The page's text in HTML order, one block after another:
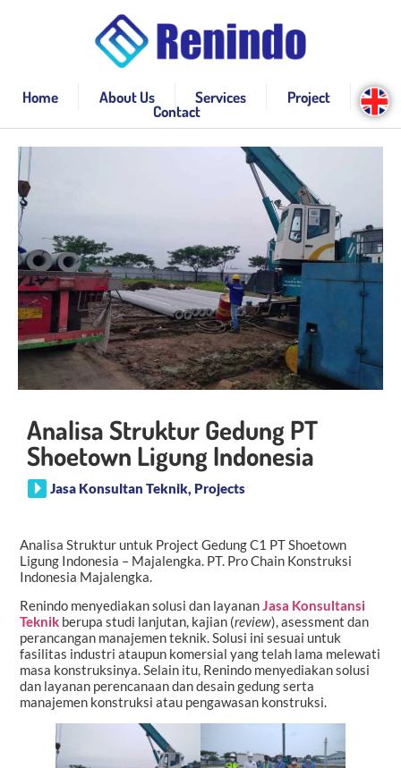
Home About Us Services Project
Contact
Analisa Struktur Gedung PT
Shoetown Ligung Indonesia
Jasa Konsultan Teknik, Projects
Analisa Struktur untuk Project Gedung C1 PT Shoetown
Ligung Indonesia – Majalengka. PT. Pro Chain Konstruksi
Indonesia Majalengka.
Renindo menyediakan solusi dan layananJasa Konsultansi
Teknik berupa studi lanjutan, kajian (review), asessment dan
perancangan manajemen teknik. Solusi ini sesuai untuk
fasilitas industri ataupun komersial yang telah lama melewati
masa konstruksinya. Selain itu, Renindo menyediakan solusi
dan layanan perencanaan dan desain gedung serta
manajemen konstruksi atau pengawasan konstruksi.